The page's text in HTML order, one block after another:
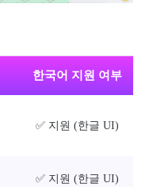
한국어 지원 여부
✅ 지원 (한글 UI)
✅ 지원 (한글 UI)